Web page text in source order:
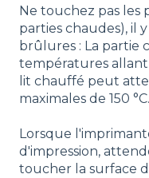
Ne touchez pas les
parties chaudes), il
brûlures : La partie
températures allant
lit chauffé peut
maximales de 150 °C.
Lorsque
d'impression,
toucher la surface